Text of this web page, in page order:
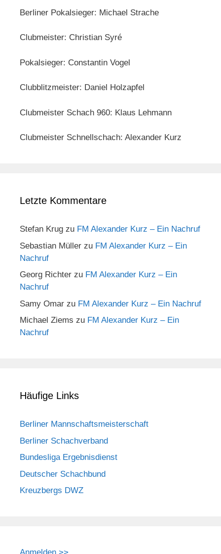
Berliner Pokalsieger: Michael Strache
Clubmeister: Christian Syré
Pokalsieger: Constantin Vogel
Clubblitzmeister: Daniel Holzapfel
Clubmeister Schach 960: Klaus Lehmann
Clubmeister Schnellschach: Alexander Kurz
Letzte Kommentare
Stefan Krug zu FM Alexander Kurz – Ein Nachruf
Sebastian Müller zu FM Alexander Kurz – Ein
Nachruf
Georg Richter zu FM Alexander Kurz – Ein
Nachruf
Samy Omar zu FM Alexander Kurz – Ein Nachruf
Michael Ziems zu FM Alexander Kurz – Ein
Nachruf
Häufige Links
Berliner Mannschaftsmeisterschaft
Berliner Schachverband
Bundesliga Ergebnisdienst
Deutscher Schachbund
Kreuzbergs DWZ